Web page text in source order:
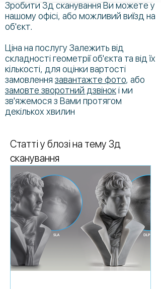
для рендера, 3д печати.
Вартість залежить від складності
геометрії об'єкта та розміру.
Зробити 3д сканування Ви можете у
нашому офісі, або можливий виїзд на
об'єкт.
Ціна на послугу Залежить від
складності геометрії об'єкта та від їх
кількості, для оцінки вартості
замовлення завантажте фото, або
замовте зворотний дзвінокі ми
зв'яжемося з Вами протягом
декількох хвилин
Статті у блозі на тему 3д
сканування